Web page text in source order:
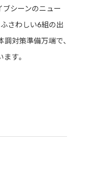
ブシーンのニュー
ふさわしい6組の出
対策準備万端で、
す。